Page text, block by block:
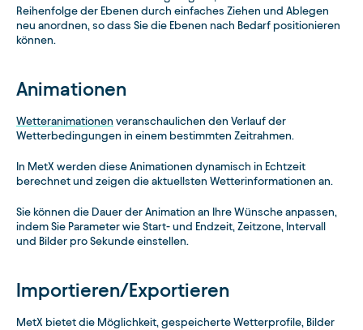
Reihenfolge der Ebenen durch einfaches Ziehen und Ablegen
neu anordnen, so dass Sie die Ebenen nach Bedarf positionieren
können.
Animationen
Wetteranimationen veranschaulichen den Verlauf der
Wetterbedingungen in einem bestimmten Zeitrahmen.
In MetX werden diese Animationen dynamisch in Echtzeit
berechnet und zeigen die aktuellsten Wetterinformationen an.
Sie können die Dauer der Animation an Ihre Wünsche anpassen,
indem Sie Parameter wie Start- und Endzeit, Zeitzone, Intervall
und Bilder pro Sekunde einstellen.
Importieren/Exportieren
MetX bietet die Möglichkeit, gespeicherte Wetterprofile, Bilder